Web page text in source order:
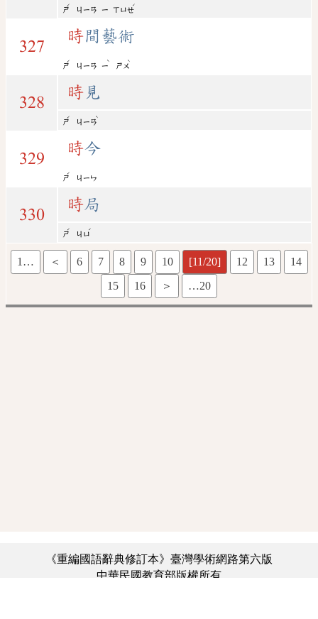
ㄕ
ˊ
ㄐㄧㄢ ㄧ ㄒㄩㄝ
ˊ
327
時間藝術
ㄕ
ˊ
ㄐㄧㄢ ㄧ
ˋ
ㄕㄨ
ˋ
328
時 見
ㄕ
ˊ
ㄐㄧㄢ
ˋ
329
時今
ㄕ
ˊ
ㄐㄧㄣ
330
時局
ㄕ
ˊ
ㄐㄩ
ˊ
1… ＜ 6 7 8 9 10 [11/20] 12 13
14
15
16 ＞ …20
《重編國語辭典修訂本》臺灣學術網路第六版
中華民國教育部版權所有